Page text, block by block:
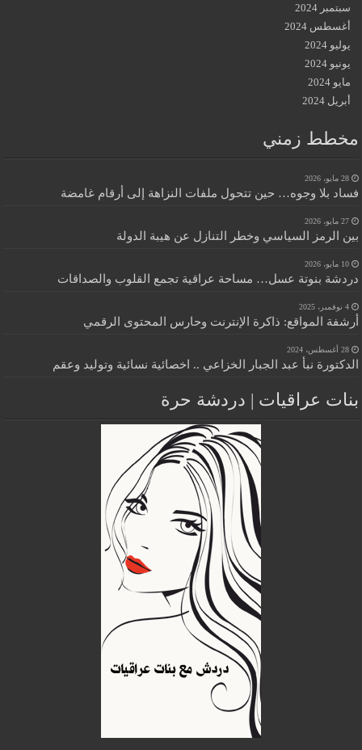
سبتمبر 2024
أغسطس 2024
يوليو 2024
يونيو 2024
مايو 2024
أبريل 2024
مخطط زمني
28 مايو، 2026
فساد بلا وجوه… حين تتحول ملفات النزاهة إلى أرقام غامضة
27 مايو، 2026
بين الرمز السياسي وخطر التنازل عن هيبة الدولة
10 مايو، 2026
دردشة بنوتة عسل… مساحة عراقية تجمع القلوب والصداقات
4 نوفمبر، 2025
أرشفة المواقع: ذاكرة الإنترنت وحارس المحتوى الرقمي
28 أغسطس، 2024
الدكتورة نبأ عبد الجبار الخزاعي .. اخصائية نسائية وتوليد وعقم
بنات عراقيات | دردشة حرة